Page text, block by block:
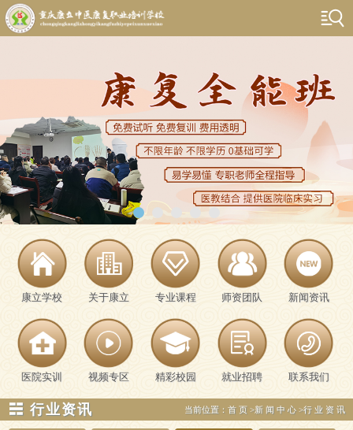
康立学校 关于康立 专业课程 师资团队 新闻资讯
医院实训 视频专区 精彩校园 就业招聘 联系我们
☵ 行业资讯 当前位置： 首页 >新闻中心>行业资讯